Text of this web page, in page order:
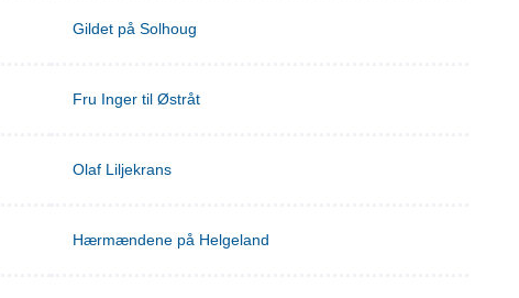
Gildet på Solhoug
Fru Inger til Østråt
Olaf Liljekrans
Hærmændene på Helgeland